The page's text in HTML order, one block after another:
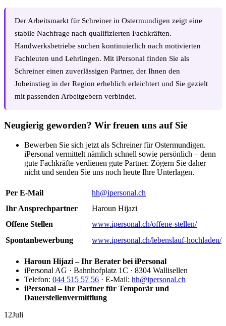
Der Arbeitsmarkt für Schreiner in Ostermundigen zeigt eine
stabile Nachfrage nach qualifizierten Fachkräften.
Handwerksbetriebe suchen kontinuierlich nach motivierten
Fachleuten und Lehrlingen. Mit iPersonal finden Sie als
Schreiner einen zuverlässigen Partner, der Ihnen den
Jobeinstieg in der Region erheblich erleichtert und Sie gezielt
mit passenden Arbeitgebern verbindet.
Neugierig geworden? Wir freuen uns auf Sie
Bewerben Sie sich jetzt als Schreiner für Ostermundigen.
iPersonal vermittelt nämlich schnell sowie persönlich – denn
gute Fachkräfte verdienen gute Partner. Zögern Sie daher
nicht und senden Sie uns noch heute Ihre Unterlagen.
Per E-Mail
hh@ipersonal.ch
Ihr Ansprechpartner
Haroun Hijazi
Offene Stellen
www.ipersonal.ch/offene-stellen/
Spontanbewerbung
www.ipersonal.ch/lebenslauf-hochladen/
Haroun Hijazi – Ihr Berater bei iPersonal
iPersonal AG · Bahnhofplatz 1C · 8304 Wallisellen
Telefon: 044 515 57 56 · E-Mail: hh@ipersonal.ch
iPersonal – Ihr Partner für Temporär und
Dauerstellenvermittlung
12Juli